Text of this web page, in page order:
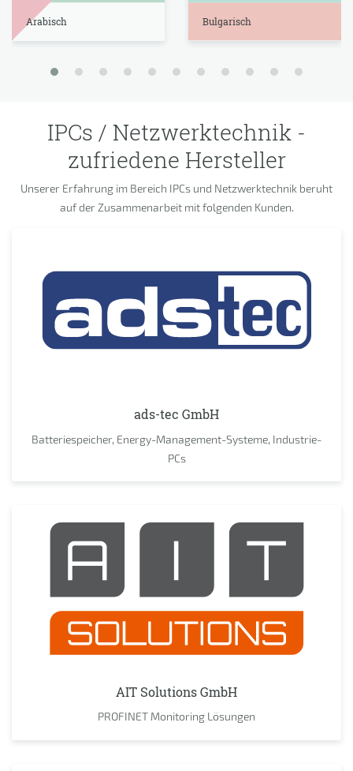
Arabisch Bulgarisch
IPCs / Netzwerktechnik -
zufriedene Hersteller
Unserer Erfahrung im Bereich IPCs und Netzwerktechnik beruht
auf der Zusammenarbeit mit folgenden Kunden.
ads-tec GmbH
Batteriespeicher, Energy-Management-Systeme, Industrie-
PCs
AIT Solutions GmbH
PROFINET Monitoring Lösungen